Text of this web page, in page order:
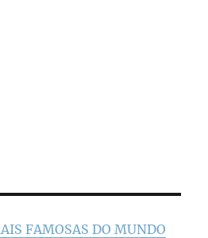
FAMOSAS DO MUNDO